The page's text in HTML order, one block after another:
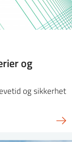
og
og sikkerhet